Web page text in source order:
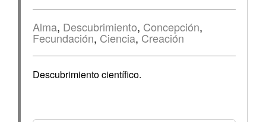
Alma, Descubrimiento, Concepción,
Fecundación, Ciencia,Creación
Descubrimiento científico.